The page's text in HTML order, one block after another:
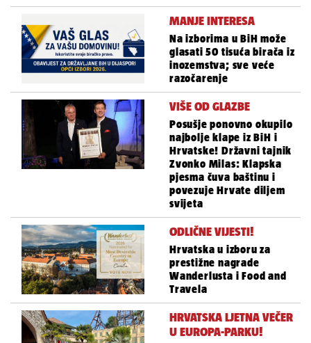
MANJE INTERESA
Na izborima u BiH može
glasati 50 tisuća birača iz
inozemstva; sve veće
razočarenje
VIŠE OD GLAZBE
Posušje ponovno okupilo
najbolje klape iz BiH i
Hrvatske! Državni tajnik
Zvonko Milas: Klapska
pjesma čuva baštinu i
povezuje Hrvate diljem
svijeta
ODLIČNE VIJESTI!
Hrvatska u izboru za
prestižne nagrade
Wanderlusta i Food and
Travela
HRVATSKA LJETNA VEČER
U EUROPA-PARKU!